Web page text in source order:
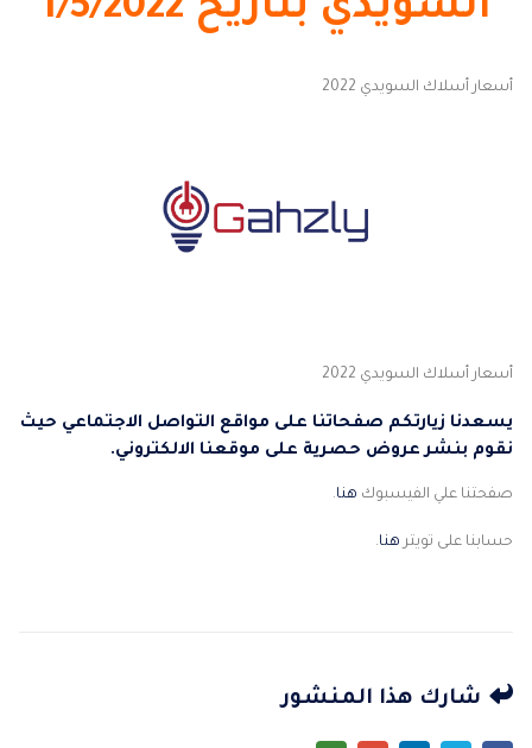
السويدي بتاريخ 1/5/2022
أسعار أسلاك السويدي 2022
أسعار أسلاك السويدي 2022
يسعدنا زيارتكم صفحاتنا على مواقع التواصل الاجتماعي حيث
نقوم بنشر عروض حصرية على موقعنا الالكتروني.
صفحتنا علي الفيسبوك هنا.
حسابنا على تويتر هنا.
شارك هذا المنشور